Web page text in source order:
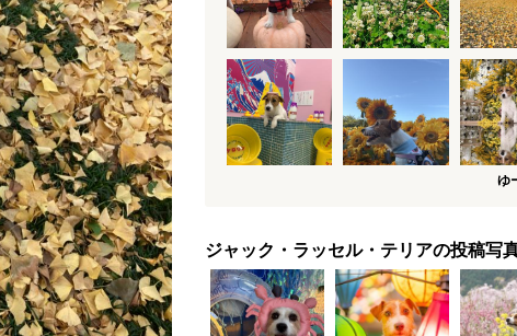
ゆ
ジャック・ラッセル・テリアの投稿写